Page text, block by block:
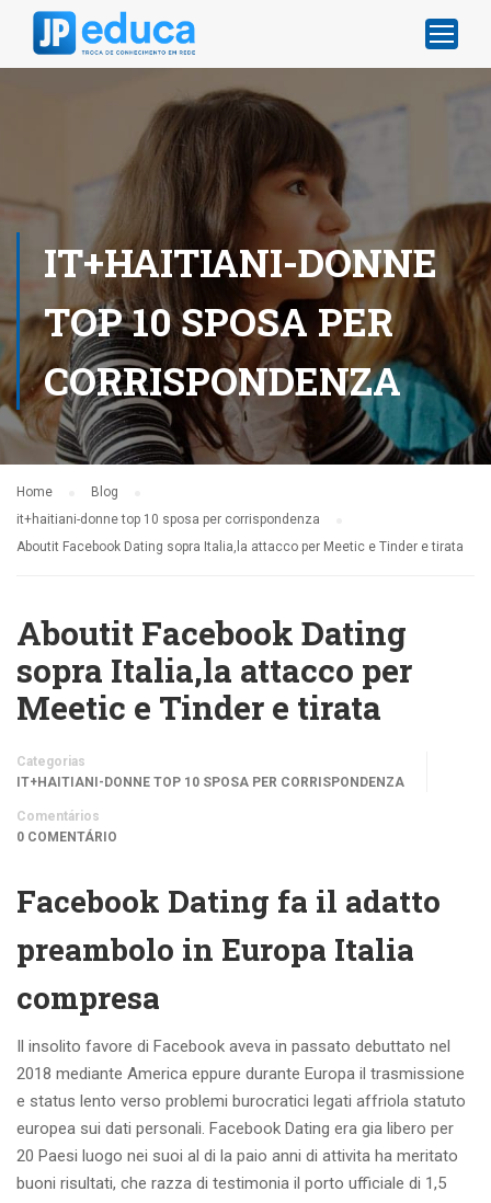
IT+HAITIANI-DONNE
TOP 10 SPOSA PER
CORRISPONDENZA
Home
Blog
it+haitiani-donne top 10 sposa per corrispondenza
Aboutit Facebook Dating sopra Italia,la attacco per Meetic e Tinder e tirata
Aboutit Facebook Dating
sopra Italia,la attacco per
Meetic e Tinder e tirata
Categorias
IT+HAITIANI-DONNE TOP 10 SPOSA PER CORRISPONDENZA
Comentários
0 COMENTÁRIO
Facebook Dating fa il adatto
preambolo in Europa Italia
compresa
Il insolito favore di Facebook aveva in passato debuttato nel
2018 mediante America eppure durante Europa il trasmissione
e status lento verso problemi burocratici legati affriola statuto
europea sui dati personali. Facebook Dating era gia libero per
20 Paesi luogo nei suoi al di la paio anni di attivita ha meritato
buoni risultati, che razza di testimonia il porto ufficiale di 1,5